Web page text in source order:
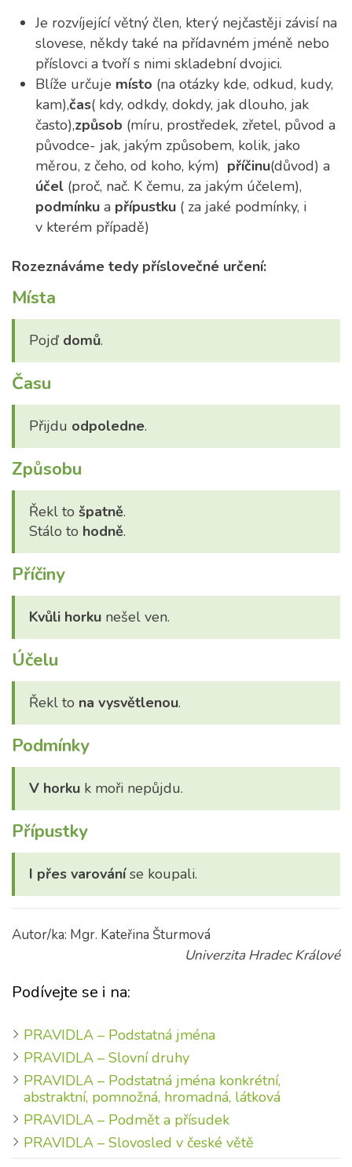
Je rozvíjející větný člen, který nejčastěji závisí na
slovese, někdy také na přídavném jméně nebo
příslovci a tvoří s nimi skladební dvojici.
Blíže určuje místo (na otázky kde, odkud, kudy,
kam),čas( kdy, odkdy, dokdy, jak dlouho, jak
často),způsob (míru, prostředek, zřetel, původ a
původce- jak, jakým způsobem, kolik, jako
měrou, z čeho, od koho, kým) příčinu(důvod) a
účel (proč, nač. K čemu, za jakým účelem),
podmínku a přípustku ( za jaké podmínky, i
v kterém případě)
Rozeznáváme tedy příslovečné určení:
Místa
Pojď domů.
Času
Přijdu odpoledne.
Způsobu
Řekl to špatně.
Stálo to hodně.
Příčiny
Kvůli horku nešel ven.
Účelu
Řekl to na vysvětlenou.
Podmínky
V horku k moři nepůjdu.
Přípustky
I přes varováníse koupali.
Autor/ka: Mgr. Kateřina Šturmová
Univerzita Hradec Králové
Podívejte se i na:
PRAVIDLA – Podstatná jména
PRAVIDLA – Slovní druhy
PRAVIDLA – Podstatná jména konkrétní,
abstraktní, pomnožná, hromadná, látková
PRAVIDLA – Podmět a přísudek
PRAVIDLA – Slovosled v české větě